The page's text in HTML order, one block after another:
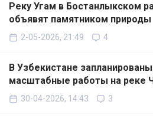
Реку Угам в Бостанлыкском
объявят памятником природы
2-05-2026, 21:49 4
В Узбекистане запланированы
масштабные работы на реке
30-04-2026, 14:43 3